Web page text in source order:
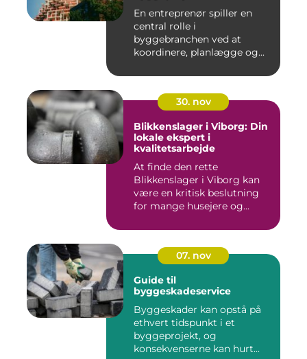
En entreprenør spiller en
central rolle i
byggebranchen ved at
koordinere, planlægge og...
30. nov
Blikkenslager i Viborg: Din
lokale ekspert i
kvalitetsarbejde
At finde den rette
Blikkenslager i Viborg kan
være en kritisk beslutning
for mange husejere og...
07. nov
Guide til
byggeskadeservice
Byggeskader kan opstå på
ethvert tidspunkt i et
byggeprojekt, og
konsekvenserne kan hurt...